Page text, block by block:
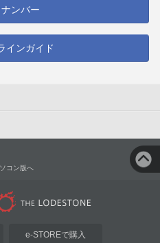
ンバー
インガイド
コン版へ
e-STOREで購入